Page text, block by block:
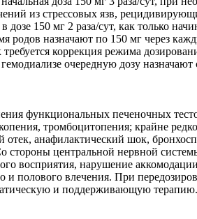
из стрессовых язв,
150 мг 2 раза/сут, как только
назначают по 150 мг через
коррекция режима
очередную дозу назначают
функциональных печеночных
тромбоцитопения; крайне
анафилактический шок,
стороны центральной нервной
восприятия, нарушение
полового влечения. При
и поддерживающую